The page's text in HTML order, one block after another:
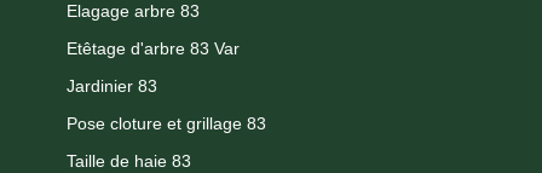
Elagage arbre 83
Etêtage d'arbre 83 Var
Jardinier 83
Pose cloture et grillage 83
Taille de haie 83